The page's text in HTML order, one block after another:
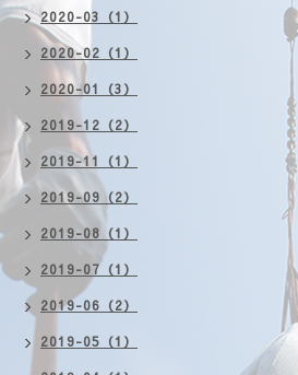
2020-03（1）
2020-02（1）
2020-01（3）
2019-12（2）
2019-11（1）
2019-09（2）
2019-08（1）
2019-07（1）
2019-06（2）
2019-05（1）